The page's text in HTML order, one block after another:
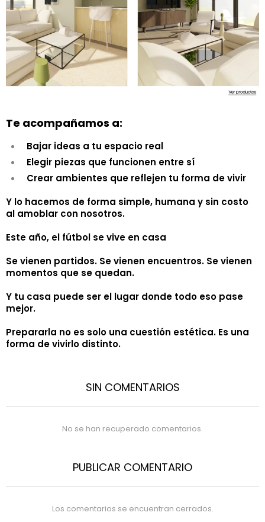
Te acompañamos a:
Bajar ideas a tu espacio real
Elegir piezas que funcionen entre sí
Crear ambientes que reflejen tu forma de vivir
Y lo hacemos de forma simple, humana y sin costo
al amoblar con nosotros.
Este año, el fútbol se vive en casa
Se vienen partidos. Se vienen encuentros. Se vienen
momentos que se quedan.
Y tu casa puede ser el lugar donde todo eso pase
mejor.
Prepararla no es solo una cuestión estética. Es una
forma de vivirlo distinto.
SIN COMENTARIOS
No se han recuperado comentarios.
PUBLICAR COMENTARIO
Los comentarios se encuentran cerrados.